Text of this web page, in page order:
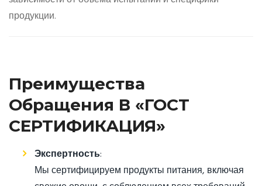
продукции.
Преимущества
Обращения В «ГОСТ
СЕРТИФИКАЦИЯ»
Экспертность:
Мы сертифицируем продукты питания, включая